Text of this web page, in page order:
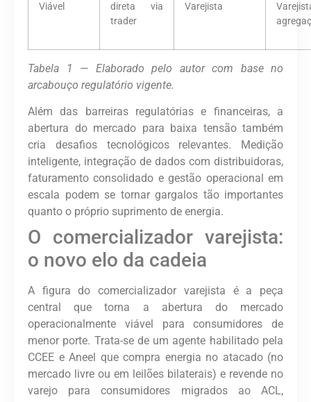
Viável
direta via
trader
Varejista
Tabela 1 — Elaborado pelo autor com base no
arcabouço regulatório vigente.
Além das barreiras regulatórias e financeiras, a
abertura do mercado para baixa tensão também
cria desafios tecnológicos relevantes. Medição
inteligente, integração de dados com distribuidoras,
faturamento consolidado e gestão operacional em
escala podem se tornar gargalos tão importantes
quanto o próprio suprimento de energia.
O comercializador varejista:
o novo elo da cadeia
A figura do comercializador varejista é a peça
central que torna a abertura do mercado
operacionalmente viável para consumidores de
menor porte. Trata-se de um agente habilitado pela
CCEE e Aneel que compra energia no atacado(no
mercado livre ou em leilões bilaterais) e revende no
varejo para consumidores migrados ao ACL,